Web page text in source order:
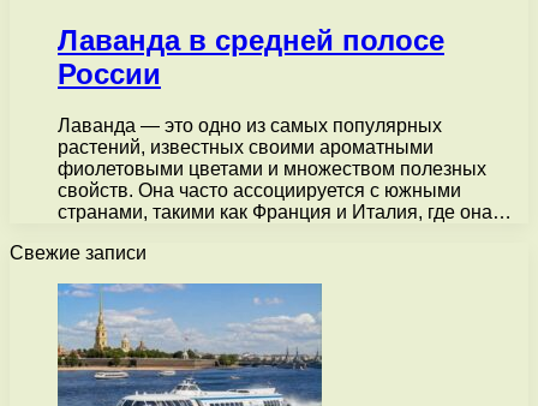
Лаванда в средней полосе
России
Лаванда — это одно из самых популярных
растений, известных своими ароматными
фиолетовыми цветами и множеством полезных
свойств. Она часто ассоциируется с южными
странами, такими как Франция и Италия, где она…
Свежие записи